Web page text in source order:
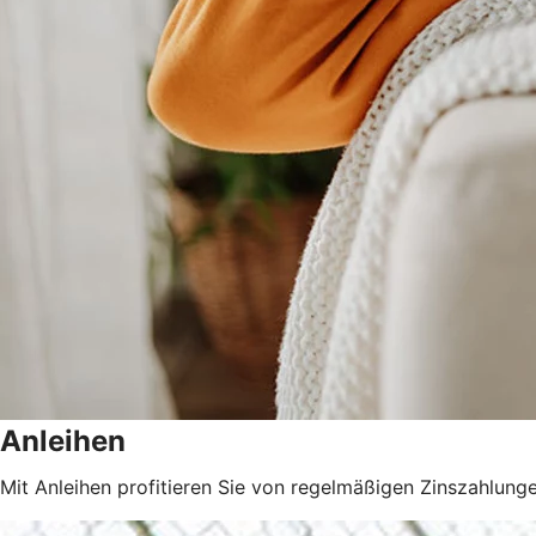
Anleihen
Mit Anleihen profitieren Sie von regelmäßigen